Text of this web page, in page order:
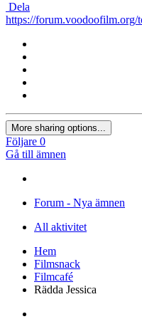
Dela
https://forum.voodoofilm.org/
More sharing options...
Följare 0
Gå till ämnen
Forum - Nya ämnen
All aktivitet
Hem
Filmsnack
Filmcafé
Rädda Jessica